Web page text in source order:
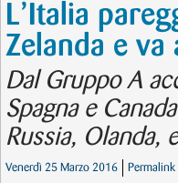
L’Italia
Zelanda e va
Dal Gruppo A
Spagna e
Russia, Olanda,
Venerdì 25 Marzo 2016 Permalink